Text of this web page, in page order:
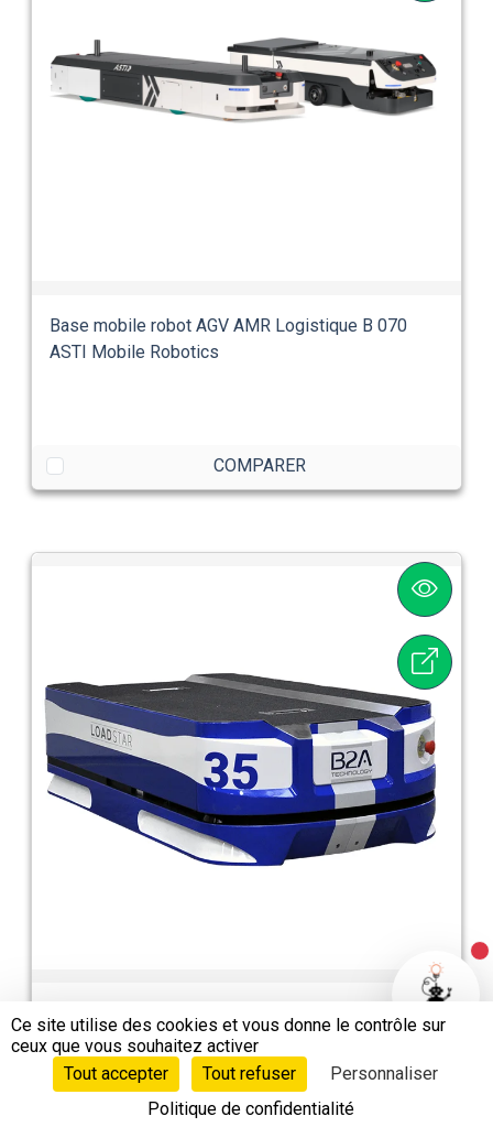
Base mobile robot AGV AMR Logistique B 070
ASTI Mobile Robotics
COMPARER
Base mobile robot AGV AMR Logistique Loadstar
BA Systèmes
Ce site utilise des cookies et vous donne le contrôle sur
ceux que vous souhaitez activer
Tout accepter
Tout refuser
Personnaliser
Politique de confidentialité